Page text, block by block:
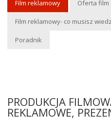
Film reklamowy Oferta film
Film reklamowy- co musisz
Poradnik
PRODUKCJA
REKLAMOWE,